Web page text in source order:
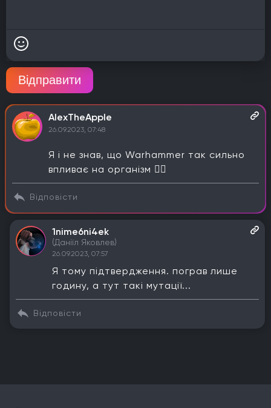
Відправити
AlexTheApple
26.09.2023, 07:48
Я і не знав, що Warhammer так сильно
впливає на організм 🧚‍♂️
Відповісти
1nime6ni4ek
(Даніїл Яковлев)
26.09.2023, 07:57
Я тому підтвердження. пограв лише
годину, а тут такі мутації...
Відповісти